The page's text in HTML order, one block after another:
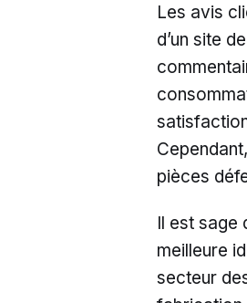
Les avis
d’un site
pièces
Il est sage
meilleure
secteur